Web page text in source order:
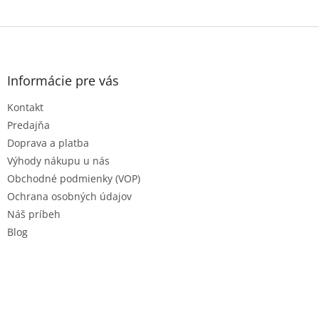
Z
Informácie pre vás
Kontakt
Predajňa
Doprava a platba
Výhody nákupu u nás
Obchodné podmienky (VOP)
Ochrana osobných údajov
Náš príbeh
Blog